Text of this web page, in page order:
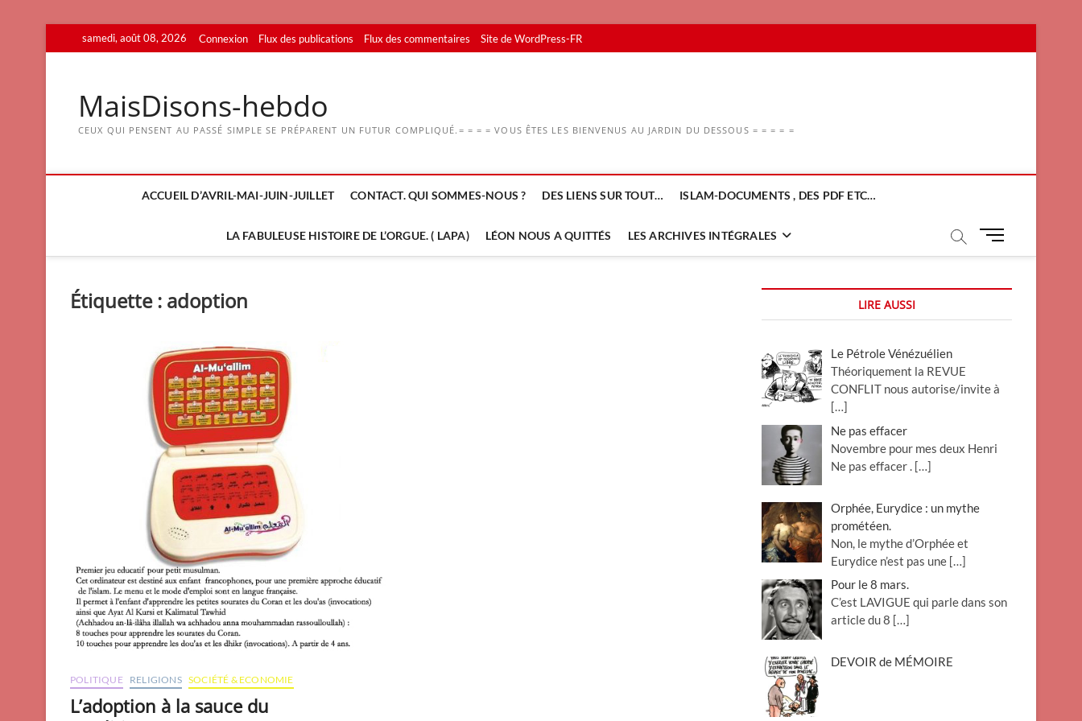
to
samedi, août 08, 2026 Connexion Flux des publications Flux des commentaires Site de WordPress-FR
MaisDisons-hebdo
CEUX QUI PENSENT AU PASSÉ SIMPLE SE PRÉPARENT UN FUTUR COMPLIQUÉ.= = = = VOUS ÊTES LES BIENVENUS AU JARDIN DU DESSOUS = = = = =
ACCUEIL D’AVRIL-MAI-JUIN-JUILLET CONTACT. QUI SOMMES-NOUS ? DES LIENS SUR TOUT… ISLAM-DOCUMENTS , DES PDF ETC…
LA FABULEUSE HISTOIRE DE L’ORGUE. ( LAPA) LÉON NOUS A QUITTÉS LES ARCHIVES INTÉGRALES
M
u
u
n
Étiquette : adoption
POLITIQUE RELIGIONS SOCIÉTÉ & ECONOMIE
L’adoption à la sauce du
LIRE AUSSI
Le Pétrole Vénézuélien
Théoriquement la REVUE
CONFLIT nous autorise/invite à
[…]
Ne pas effacer
Novembre pour mes deux Henri
Ne pas effacer . […]
Orphée, Eurydice : un mythe
prométéen.
Non, le mythe d’Orphée et
Eurydice n’est pas une […]
Pour le 8 mars.
C’est LAVIGUE qui parle dans son
article du 8 […]
DEVOIR de MÉMOIRE